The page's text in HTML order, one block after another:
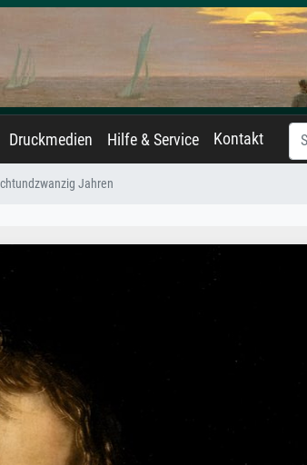
Druckmedien Hilfe & Service Kontakt
Jahren